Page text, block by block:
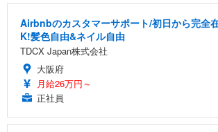
Airbnbのカスタマーサポート/初日から完全
K!髪色自由&ネイル自由
TDCX Japan株式会社
大阪府
月給26万円～
正社員